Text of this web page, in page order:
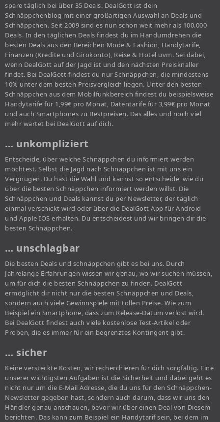
spare täglich bei über 35 Deals. DealGott ist dein
Schnäppchenblog mit einer großartigen Auswahl an Deals und
Schnäppchen. Seit 2009 sind es nun schon weit mehr als 100.000
Deals. In den täglichen Deals findest du im Handumdrehen die
besten Deals aus den Bereichen Mode & Fashion, Handytarife,
Finanzen (Kredite und Girokonto), Reise & Hotel uvm. Sei dabei,
wenn DealGott auf der Jagd ist und den nächsten Preisknaller
findet. Bei DealGott findest du nur Schnäppchen, die mindestens
10% unter dem besten Preisvergleich liegen. Unter den besten
Schnäppchen aus dem Mobilfunkbereich findest du beispielsweise
Handytarife für 1,99€ pro Monat, Datentarife für 3,99€ pro Monat
und auch Smartphones zu Bestpreisen. Das alles und noch viel
mehr wartet bei DealGott auf dich.
… unkompliziert
Entscheide, über welche Schnäppchen du informiert werden
möchtest. Selbst die Jagd nach Schnäppchen ist mit uns ein
Vergnügen. Du hast die Wahl und kannst so entscheide, wie du
über die besten Schnäppchen informiert werden willst. Die
Schnäppchen und Deals kannst du per Newsletter, der täglich
einmal verschickt wird oder über die DealGott App für Android
und Apple IOS erhalten. Du entscheidest und wir bringen dir die
besten Schnäppchen.
… unschlagbar
Die besten Deals und schnäppchen gibt es bei uns. Durch
Jahrelange Erfahrungen wissen wir genau, wo wir suchen müssen,
um für dich die besten Schnäppchen zu finden. DealGott
ermöglicht dir nicht nur die besten Schnäppchen und Deals,
sondern auch viele Gewinnspiele mit tollen Preise. Wie zum
Beispiel ein Smartphone, dass zum Release-Datum verlost wird.
Bei DealGott findest auch viele kostenlose Test-Artikel oder
Proben, die es immer für ein begrenztes Kontingent gibt.
… sicher
Keine versteckte Kosten, wir recherchieren für dich sorgfältig. Eine
unserer wichtigsten Aufgaben ist die Sicherheit und dabei geht es
nicht nur um die E-Mail Adresse, die du uns für den Schnäppchen-
Newsletter gegeben hast, sondern auch darum, dass wir uns den
Händler genau anschauen, bevor wir über einen Deal von Diesem
berichten. Das kann zum Beispiel ein Handytarif sein, bei dem im